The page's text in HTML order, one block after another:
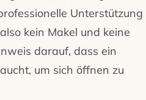
Unterstützung
kein Makel und keine
darauf, dass ein
um sich öffnen zu